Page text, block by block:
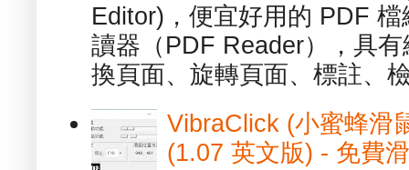
Editor)，便宜好用的 PDF
讀器（PDF Reader），具
換頁面、旋轉頁面、標註、
VibraClick (小蜜蜂滑
(1.07 英文版) - 免費